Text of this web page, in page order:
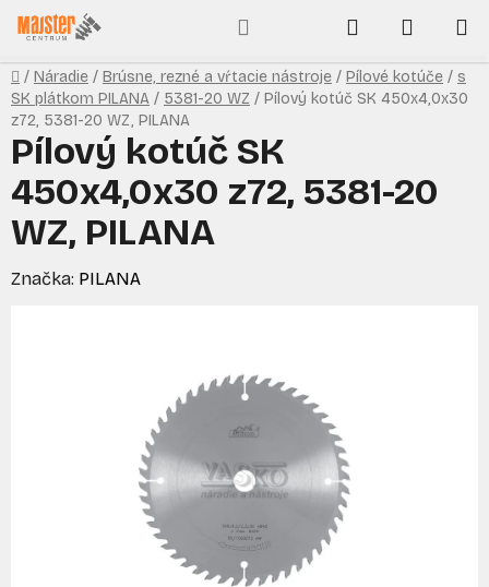
Prejsť
na
obsah
Hľadať
KOŠÍK
Domov
/ Náradie / Brúsne, rezné a vŕtacie nástroje / Pílové kotúče / s
SK plátkom PILANA / 5381-20 WZ / Pílový kotúč SK 450x4,0x30
z72, 5381-20 WZ, PILANA
Pílový kotúč SK
450x4,0x30 z72, 5381-20
WZ, PILANA
Značka: PILANA